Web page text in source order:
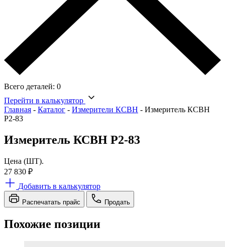
Всего деталей: 0
Перейти в калькулятор
Главная - Каталог - Измерители КСВН - Измеритель КСВН
Р2-83
Измеритель КСВН Р2-83
Цена (ШТ).
27 830 ₽
Добавить в калькулятор
Распечатать прайс Продать
Похожие позиции